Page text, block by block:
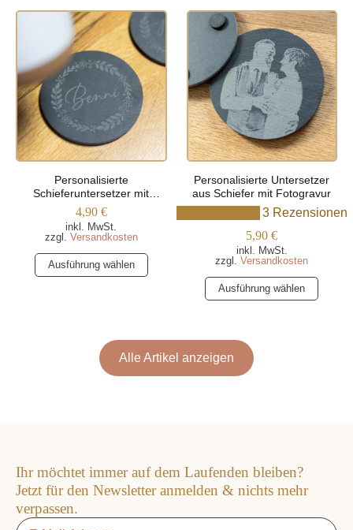
Personalisierte
Schieferuntersetzer mit
Blumenmuster
4,90 €
inkl. MwSt.
zzgl. Versandkosten
Ausführung wählen
Dieses
Produkt
gewählt
werden
Personalisierte Untersetzer
aus Schiefer mit Fotogravur
3 Rezensionen
5,90€
inkl. MwSt.
zzgl.Versandkosten
Ausführung wählen
Dieses
Produkt
Varianten
Produktseite
gewählt
Alle Artikel anzeigen
Ihr möchtet immer auf dem Laufenden bleiben?
Jetzt für den Newsletter anmelden & nichts mehr
verpassen.
Email